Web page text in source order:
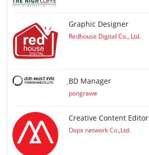
Graphic Designer
Redhouse Digital Co., Ltd.
ฺBD Manager
pongrawe
Creative Content Editor
Oops network Co.,Ltd.